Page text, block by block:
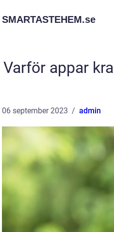
SMARTASTEHEM.se
Varför appar
06 september 2023 admin